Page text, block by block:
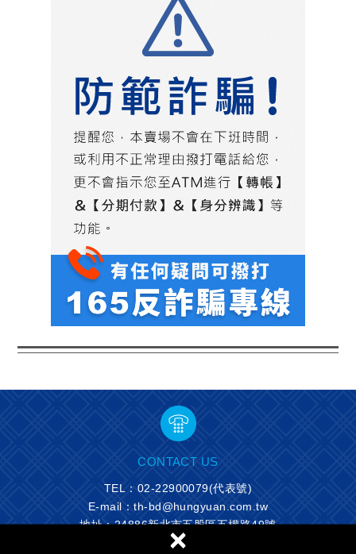
×
CONTACT US
TEL： 02-22900079(代表號)
E-mail：th-bd@hungyuan.com.tw
地址：24886新北市五股區五權路49號